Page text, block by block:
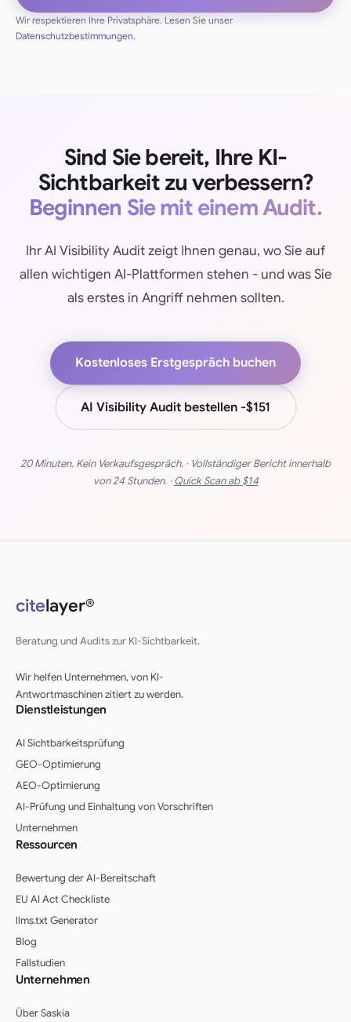
Wir respektieren Ihre Privatsphäre. Lesen Sie unser
Datenschutzbestimmungen.
Sind Sie bereit, Ihre KI-
Sichtbarkeit zu verbessern?
Beginnen Sie mit einem Audit.
Ihr AI Visibility Audit zeigt Ihnen genau, wo Sie auf
allen wichtigen AI-Plattformen stehen - und was Sie
als erstes in Angriff nehmen sollten.
Kostenloses Erstgespräch buchen
AI Visibility Audit bestellen -$151
20 Minuten. Kein Verkaufsgespräch. · Vollständiger Bericht innerhalb
von 24 Stunden. ·Quick Scan ab$14
citelayer®
Beratung und Audits zur KI-Sichtbarkeit.
Wir helfen Unternehmen, von KI-
Antwortmaschinen zitiert zu werden.
Dienstleistungen
AI Sichtbarkeitsprüfung
GEO-Optimierung
AEO-Optimierung
AI-Prüfung und Einhaltung von Vorschriften
Unternehmen
Ressourcen
Bewertung der AI-Bereitschaft
EU AI Act Checkliste
llms.txt Generator
Blog
Fallstudien
Unternehmen
Über Saskia